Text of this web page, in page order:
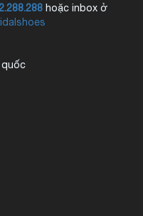
hoặc inbox ở